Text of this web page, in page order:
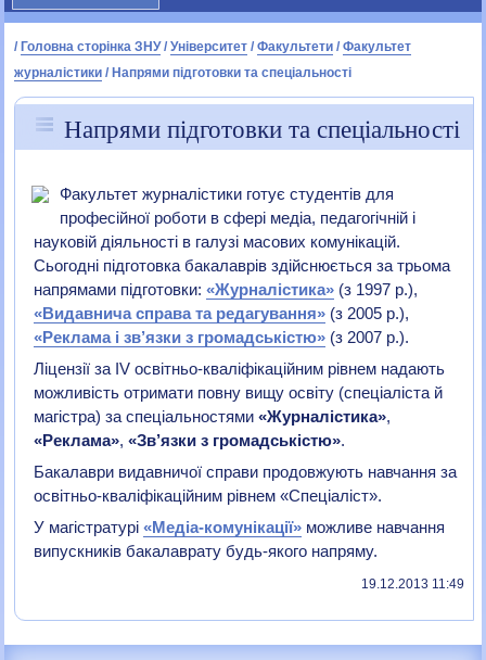
/ Головна сторінка ЗНУ/ Університет / Факультети / Факультет
журналістики / Напрями підготовки та спеціальності
Напрями підготовки та спеціальності
Факультет журналістики готує студентів для
професійної роботи в сфері медіа, педагогічній і
науковій діяльності в галузі масових комунікацій.
Сьогодні підготовка бакалаврів здійснюється за трьома
напрямами підготовки: «Журналістика» (з 1997 р.),
«Видавнича справа та редагування» (з 2005 р.),
«Реклама і зв’язки з громадськістю» (з 2007 р.).
Ліцензії за ІV освітньо-кваліфікаційним рівнем надають
можливість отримати повну вищу освіту (спеціаліста й
магістра) за спеціальностями «Журналістика»,
«Реклама», «Зв’язки з громадськістю».
Бакалаври видавничої справи продовжують навчання за
освітньо-кваліфікаційним рівнем «Спеціаліст».
У магістратурі «Медіа-комунікації» можливе навчання
випускників бакалаврату будь-якого напряму.
19.12.2013 11:49